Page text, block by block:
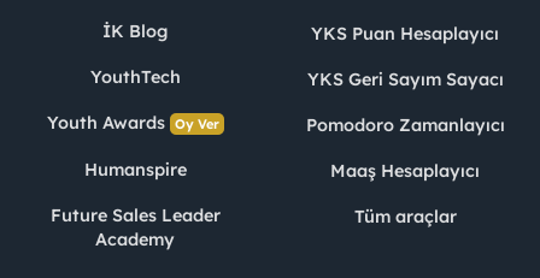
İK Blog
YouthTech
Youth Awards Oy Ver
Humanspire
Future Sales Leader
Academy
YKS Puan Hesaplayıcı
YKS Geri Sayım Sayacı
Pomodoro Zamanlayıcı
Maaş Hesaplayıcı
Tüm araçlar